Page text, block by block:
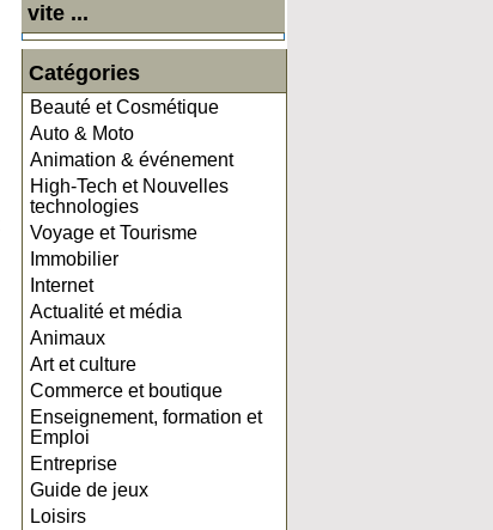
vite ...
Catégories
Beauté et Cosmétique
Auto & Moto
Animation & événement
High-Tech et Nouvelles
technologies
Voyage et Tourisme
Immobilier
Internet
Actualité et média
Animaux
Art et culture
Commerce et boutique
Enseignement, formation et
Emploi
Entreprise
Guide de jeux
Loisirs